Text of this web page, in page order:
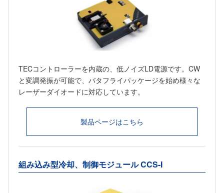
TECコントローラーを内蔵の、低ノイズLD電源です。CW
と変調発振が可能で、バタフライパッケージを始め様々な
レーザーダイオードに対応しています。
製品ページはこちら
組み込み型冷却、制御モジュール CCS-I